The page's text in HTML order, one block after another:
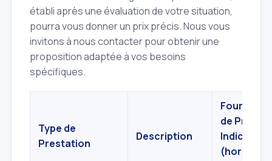
établi après une évaluation de votre situation,
pourra vous donner un prix précis. Nous vous
invitons à nous contacter pour obtenir une
proposition adaptée à vos besoins
spécifiques.
Type de
Prestation
Description
de Prix
Indicative
(hors